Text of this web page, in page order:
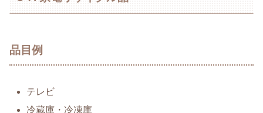
品目例
テレビ
冷蔵庫・冷凍庫